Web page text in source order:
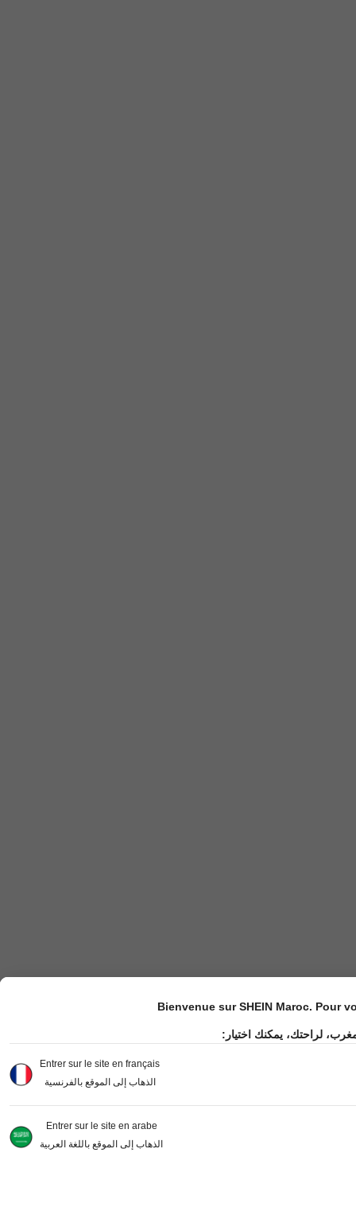
Bienvenue sur SHEIN Maroc. Pour
لراحتك، يمكنك اختيار:
Entrer sur le site en français
الذهاب إلى الموقع بالفرنسية
Entrer sur le site en arabe
الذهاب إلى الموقع باللغة العربية